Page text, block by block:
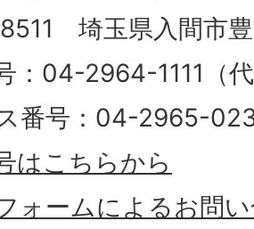
埼玉県入間市
：04-2964-1111（
番号：04-2965-
はこちらから
ォームによるお問